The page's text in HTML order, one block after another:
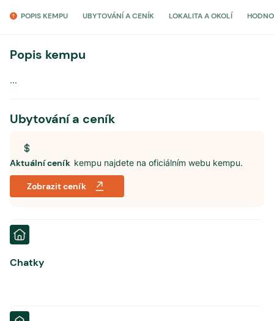
POPIS KEMPU UBYTOVÁNÍ A CENÍK LOKALITA A OKOLÍ
Popis kempu
...
Ubytování a ceník
Aktuální ceník kempu najdete na oficiálním webu kempu.
Zobrazit ceník
Chatky